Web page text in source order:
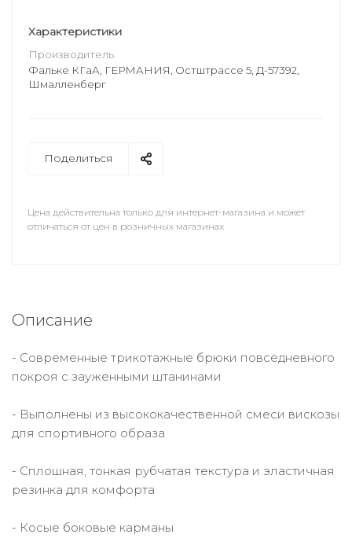
Характеристики
Производитель
Фальке КГаА, ГЕРМАНИЯ, Остштрассе 5, Д-57392,
Шмалленберг
Поделиться
Цена действительна только для интернет-магазина и может
отличаться от цен в розничных магазинах
Описание
- Современные трикотажные брюки повседневного
покроя с зауженными штанинами
- Выполнены из высококачественной смеси вискозы
для спортивного образа
- Сплошная, тонкая рубчатая текстура и эластичная
резинка для комфорта
- Косые боковые карманы